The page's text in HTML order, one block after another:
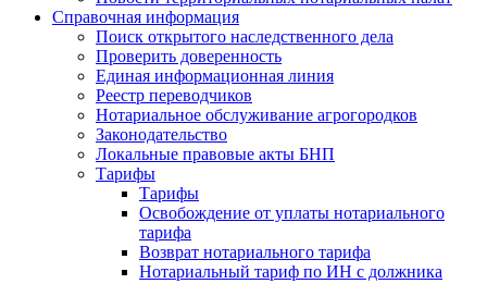
Справочная информация
Поиск открытого наследственного дела
Проверить доверенность
Единая информационная линия
Реестр переводчиков
Нотариальное обслуживание агрогородков
Законодательство
Локальные правовые акты БНП
Тарифы
Тарифы
Освобождение от уплаты нотариального
тарифа
Возврат нотариального тарифа
Нотариальный тариф по ИН с должника